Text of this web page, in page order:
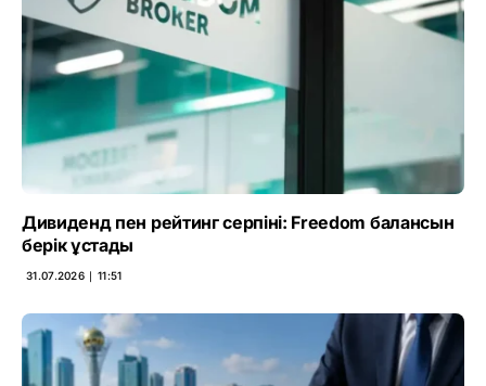
Дивиденд пен рейтинг серпіні: Freedom балансын
берік ұстады
31.07.2026 ∣ 11:51